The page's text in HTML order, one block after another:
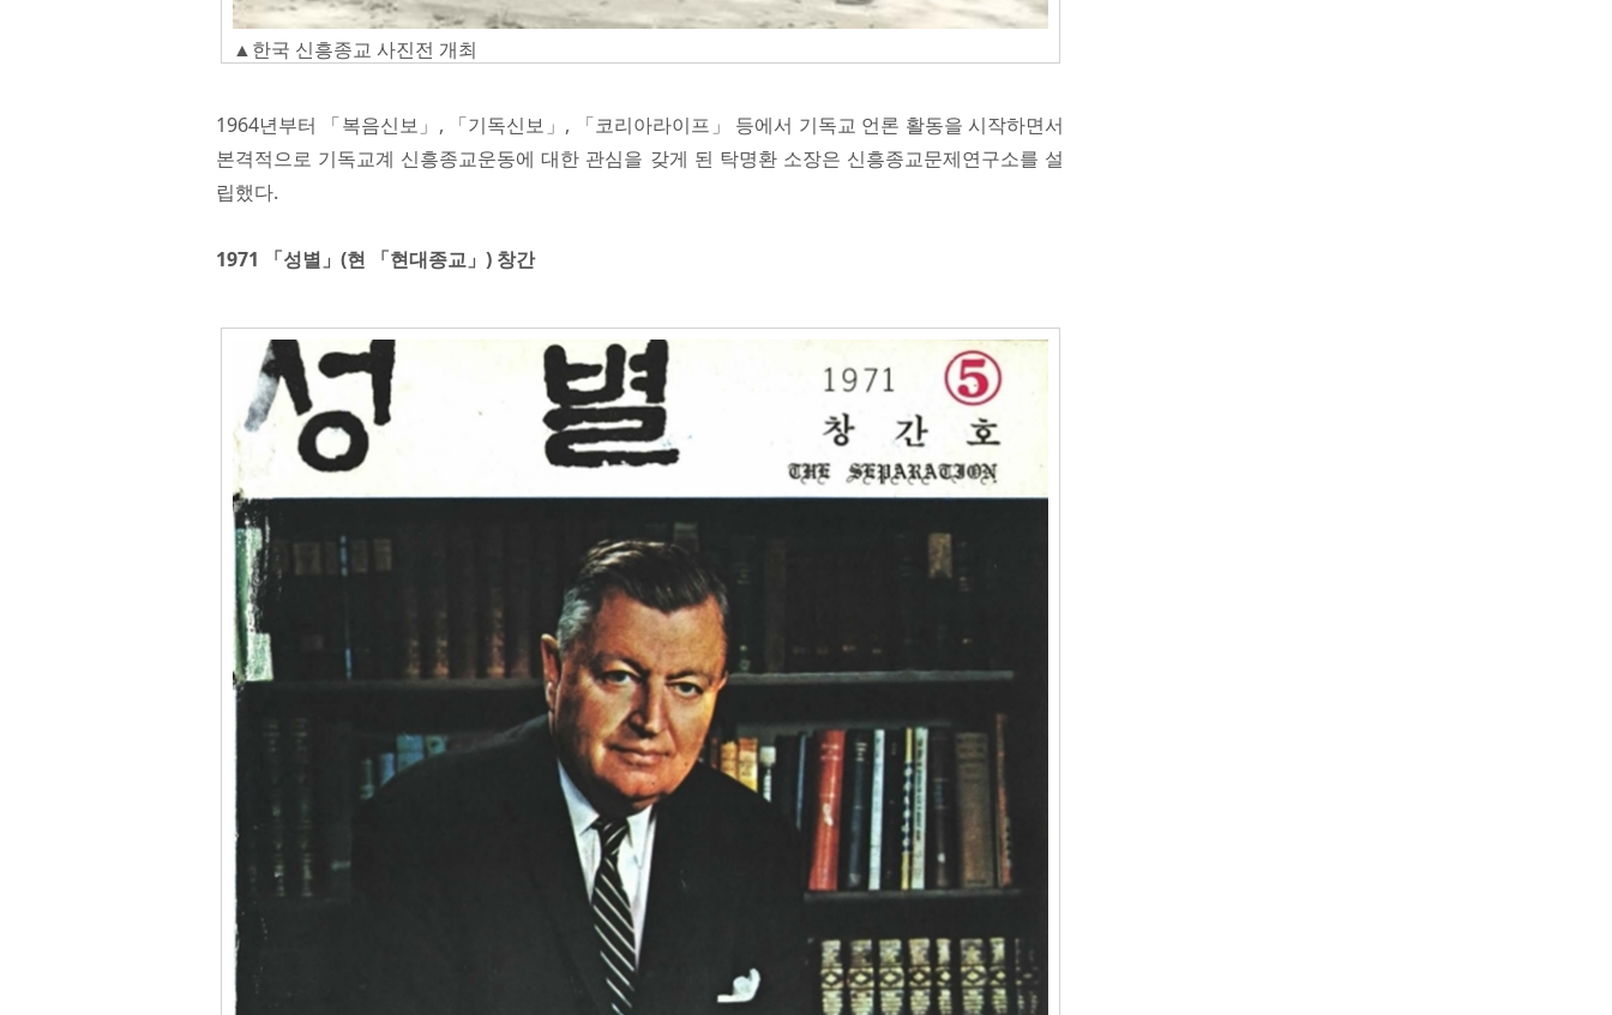
▲한국 신흥종교 사진전 개최
1964년부터 「복음신보」, 「기독신보」, 「코리아라이프」 등에서 기독교 언론 활동을 시작하면서
본격적으로 기독교계 신흥종교운동에 대한 관심을 갖게 된 탁명환 소장은 신흥종교문제연구소를 설
립했다.
1971 「성별」(현 「현대종교」) 창간